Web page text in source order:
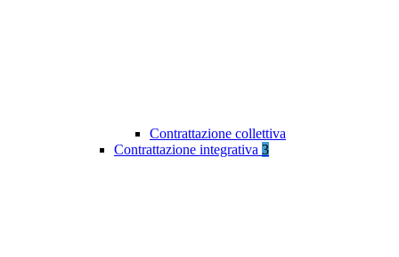
Contrattazione collettiva
Contrattazione integrativa 3